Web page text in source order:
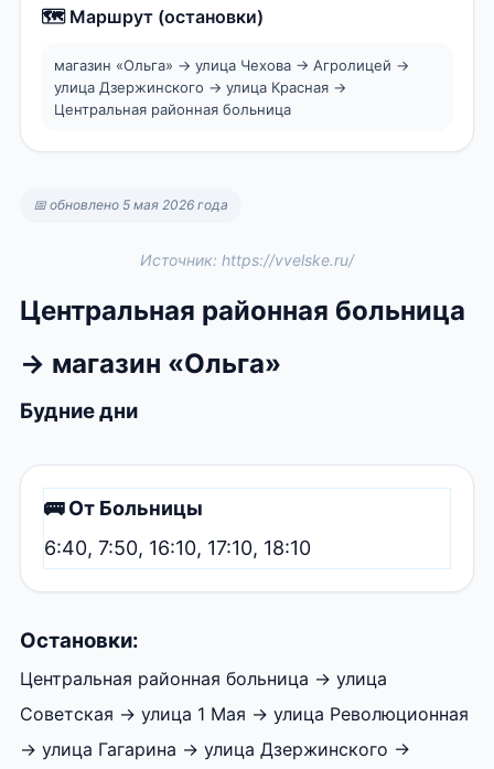
🗺️ Маршрут (остановки)
магазин «Ольга» → улица Чехова → Агролицей →
улица Дзержинского → улица Красная →
Центральная районная больница
📅 обновлено 5 мая 2026 года
Источник: https://vvelske.ru/
Центральная районная больница
→ магазин «Ольга»
Будние дни
🚌 От Больницы
6:40, 7:50, 16:10, 17:10, 18:10
Остановки:
Центральная районная больница → улица
Советская → улица 1 Мая → улица Революционная
→ улица Гагарина → улица Дзержинского →